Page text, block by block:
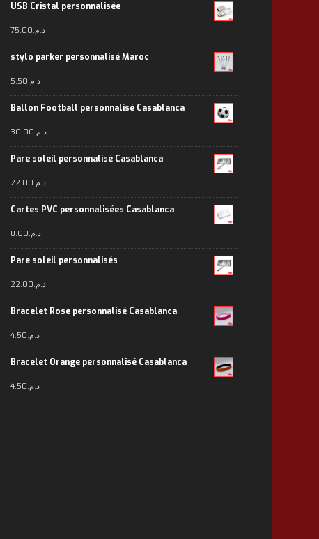
USB Cristal personnalisée
د.م.75.00
stylo parker personnalisé Maroc
د.م.5.50
Ballon Football personnalisé Casablanca
د.م.30.00
Pare soleil personnalisé Casablanca
د.م.22.00
Cartes PVC personnalisées Casablanca
د.م.8.00
Pare soleil personnalisés
د.م.22.00
Bracelet Rose personnalisé Casablanca
د.م.4.50
Bracelet Orange personnalisé Casablanca
د.م.4.50